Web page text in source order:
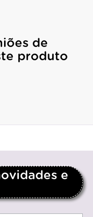
de
produto
e